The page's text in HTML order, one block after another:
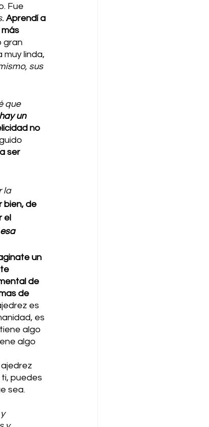
Fue
Aprendí a
gran
linda,
sus
que
un
no
ser
la
bien, de
el
un
de
de
es
es
algo
algo
puedes
sea.